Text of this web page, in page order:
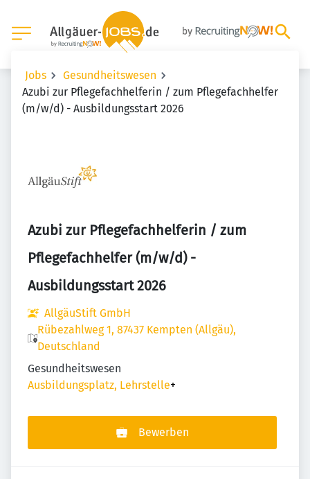
Jobs
Gesundheitswesen
Azubi zur Pflegefachhelferin / zum Pflegefachhelfer
(m/w/d) - Ausbildungsstart 2026
Azubi zur Pflegefachhelferin / zum
Pflegefachhelfer (m/w/d) -
Ausbildungsstart 2026
AllgäuStift GmbH
Rübezahlweg 1, 87437 Kempten (Allgäu),
Deutschland
Gesundheitswesen
Ausbildungsplatz, Lehrstelle+
Bewerben